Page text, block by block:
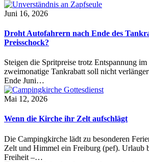
Juni 16, 2026
Droht Autofahrern nach Ende des
Preisschock?
Steigen die Spritpreise trotz Entspannung
zweimonatige Tankrabatt soll nicht
Ende Juni…
Mai 12, 2026
Wenn die Kirche ihr Zelt aufschlägt
Die Campingkirche lädt zu besonderen
Zelt und Himmel ein Freiburg (pef). Urlaub
Freiheit –…